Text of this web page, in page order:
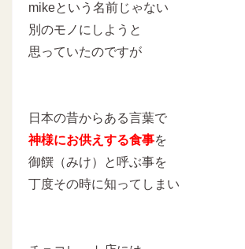
mikeという名前じゃない
別のモノにしようと
思っていたのですが
日本の昔からある言葉で
神様にお供えする食事を
御饌（みけ）と呼ぶ事を
丁度その時に知ってしまい